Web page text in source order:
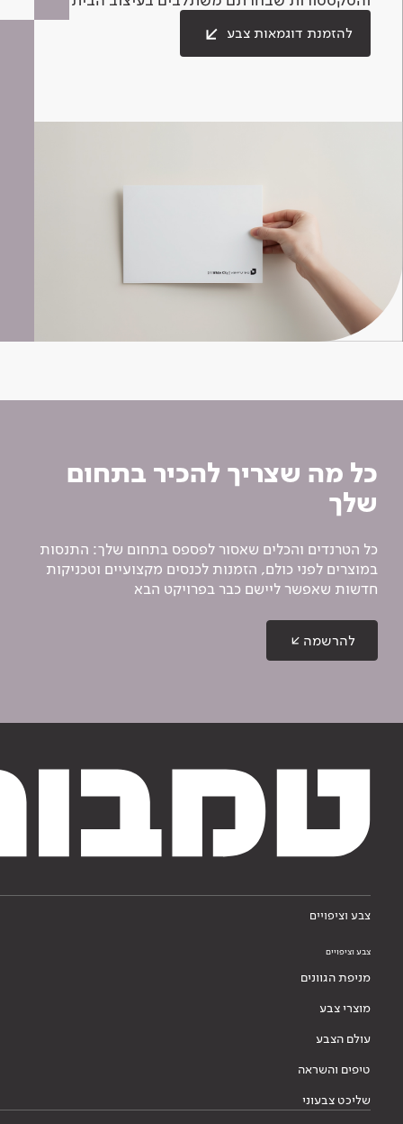
להזמנת דוגמאות צבע
כל מה שצריך להכיר בתחום
שלך
כל הטרנדים והכלים שאסור לפספס בתחום שלך: התנסות
במוצרים לפני כולם, הזמנות לכנסים מקצועיים וטכניקות
חדשות שאפשר ליישם כבר בפרויקט הבא
להרשמה
צבע וציפויים
צבע וציפויים
מניפת הגוונים
מוצרי צבע
עולם הצבע
טיפים והשראה
שליכט צבעוני